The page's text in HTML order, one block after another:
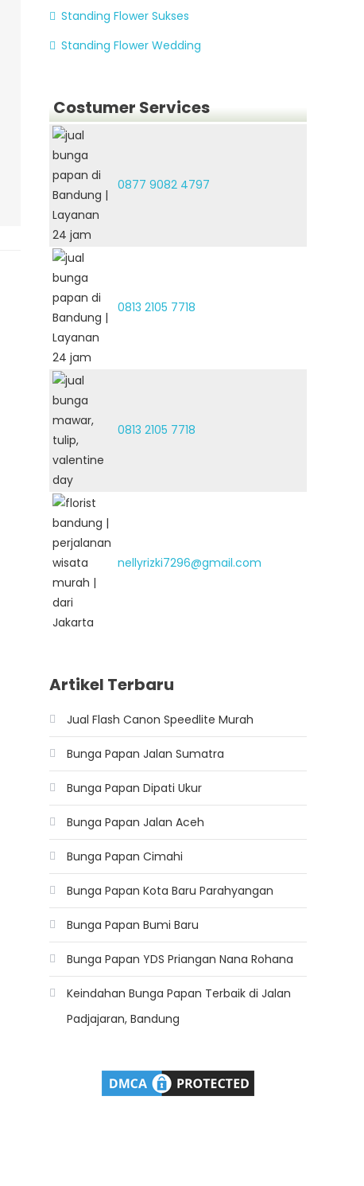
Standing Flower Sukses
Standing Flower Wedding
Costumer Services
0877 9082 4797
0813 2105 7718
0813 2105 7718
nellyrizki7296@gmail.com
Artikel Terbaru
Jual Flash Canon Speedlite Murah
Bunga Papan Jalan Sumatra
Bunga Papan Dipati Ukur
Bunga Papan Jalan Aceh
Bunga Papan Cimahi
Bunga Papan Kota Baru Parahyangan
Bunga Papan Bumi Baru
Bunga Papan YDS Priangan Nana Rohana
Keindahan Bunga Papan Terbaik di Jalan
Padjajaran, Bandung